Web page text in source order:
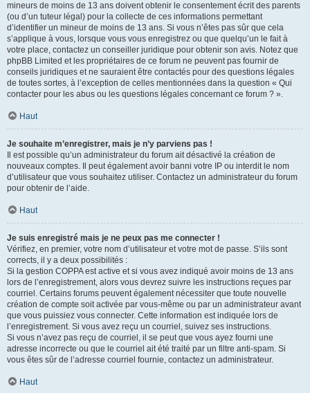
mineurs de moins de 13 ans doivent obtenir le consentement écrit des parents
(ou d’un tuteur légal) pour la collecte de ces informations permettant
d’identifier un mineur de moins de 13 ans. Si vous n’êtes pas sûr que cela
s’applique à vous, lorsque vous vous enregistrez ou que quelqu’un le fait à
votre place, contactez un conseiller juridique pour obtenir son avis. Notez que
phpBB Limited et les propriétaires de ce forum ne peuvent pas fournir de
conseils juridiques et ne sauraient être contactés pour des questions légales
de toutes sortes, à l’exception de celles mentionnées dans la question « Qui
contacter pour les abus ou les questions légales concernant ce forum ? ».
Haut
Je souhaite m’enregistrer, mais je n’y parviens pas !
Il est possible qu’un administrateur du forum ait désactivé la création de
nouveaux comptes. Il peut également avoir banni votre IP ou interdit le nom
d’utilisateur que vous souhaitez utiliser. Contactez un administrateur du forum
pour obtenir de l’aide.
Haut
Je suis enregistré mais je ne peux pas me connecter !
Vérifiez, en premier, votre nom d’utilisateur et votre mot de passe. S’ils sont
corrects, il y a deux possibilités :
Si la gestion COPPA est active et si vous avez indiqué avoir moins de 13 ans
lors de l’enregistrement, alors vous devrez suivre les instructions reçues par
courriel. Certains forums peuvent également nécessiter que toute nouvelle
création de compte soit activée par vous-même ou par un administrateur avant
que vous puissiez vous connecter. Cette information est indiquée lors de
l’enregistrement. Si vous avez reçu un courriel, suivez ses instructions.
Si vous n’avez pas reçu de courriel, il se peut que vous ayez fourni une
adresse incorrecte ou que le courriel ait été traité par un filtre anti-spam. Si
vous êtes sûr de l’adresse courriel fournie, contactez un administrateur.
Haut